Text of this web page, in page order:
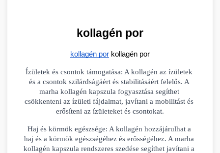
kollagén por
kollagén por kollagén por
Ízületek és csontok támogatása: A kollagén az ízületek
és a csontok szilárdságáért és stabilitásáért felelős. A
marha kollagén kapszula fogyasztása segíthet
csökkenteni az ízületi fájdalmat, javítani a mobilitást és
erősíteni az ízületeket és csontokat.
Haj és körmök egészsége: A kollagén hozzájárulhat a
haj és a körmök egészségéhez és erősségéhez. A marha
kollagén kapszula rendszeres szedése segíthet javítani a